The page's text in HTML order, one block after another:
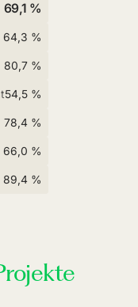
69,1 %
64,3 %
80,7 %
54,5 %
78,4 %
66,0 %
89,4 %